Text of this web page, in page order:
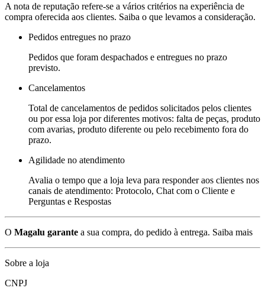
A nota de reputação refere-se a vários critérios na experiência de
compra oferecida aos clientes. Saiba o que levamos a consideração.
Pedidos entregues no prazo
Pedidos que foram despachados e entregues no prazo
previsto.
Cancelamentos
Total de cancelamentos de pedidos solicitados pelos clientes
ou por essa loja por diferentes motivos: falta de peças, produto
com avarias, produto diferente ou pelo recebimento fora do
prazo.
Agilidade no atendimento
Avalia o tempo que a loja leva para responder aos clientes nos
canais de atendimento: Protocolo, Chat com o Cliente e
Perguntas e Respostas
O Magalu garante a sua compra, do pedido à entrega. Saiba mais
Sobre a loja
CNPJ